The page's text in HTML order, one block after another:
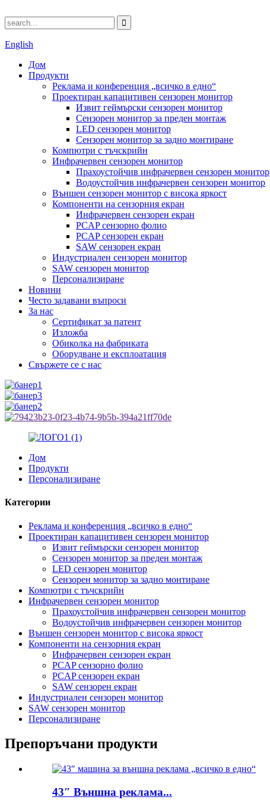
English
Дом
Продукти
Реклама и конференция „всичко в едно“
Проектиран капацитивен сензорен монитор
Извит геймърски сензорен монитор
Сензорен монитор за преден монтаж
LED сензорен монитор
Сензорен монитор за задно монтиране
Компютри с тъчскрийн
Инфрачервен сензорен монитор
Прахоустойчив инфрачервен сензорен монитор
Водоустойчив инфрачервен сензорен монитор
Външен сензорен монитор с висока яркост
Компоненти на сензорния екран
Инфрачервен сензорен екран
PCAP сензорно фолио
PCAP сензорен екран
SAW сензорен екран
Индустриален сензорен монитор
SAW сензорен монитор
Персонализиране
Новини
Често задавани въпроси
За нас
Сертификат за патент
Изложба
Обиколка на фабриката
Оборудване и експлоатация
Свържете се с нас
Дом
Продукти
Персонализиране
Категории
Реклама и конференция „всичко в едно“
Проектиран капацитивен сензорен монитор
Извит геймърски сензорен монитор
Сензорен монитор за преден монтаж
LED сензорен монитор
Сензорен монитор за задно монтиране
Компютри с тъчскрийн
Инфрачервен сензорен монитор
Прахоустойчив инфрачервен сензорен монитор
Водоустойчив инфрачервен сензорен монитор
Външен сензорен монитор с висока яркост
Компоненти на сензорния екран
Инфрачервен сензорен екран
PCAP сензорно фолио
PCAP сензорен екран
SAW сензорен екран
Индустриален сензорен монитор
SAW сензорен монитор
Персонализиране
Препоръчани продукти
43″ Външна реклама...